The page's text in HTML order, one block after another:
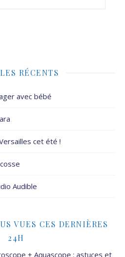
RÉCENTS
avec bébé
cet été !
Audible
VUES CES DERNIÈRES
24H
+ Aquascope : astuces et